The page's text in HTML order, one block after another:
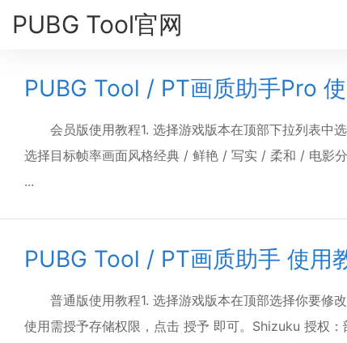
PUBG Tool官网
PUBG Tool / PT画质助手Pro
会员版使用教程1. 选择游戏版本在顶部下拉列表
选择目标帧率画面风格经典 / 鲜艳 / 写实 / 柔和 / 电影
...
PUBG Tool / PT画质助手 使用
普通版使用教程1. 选择游戏版本在顶部选择你要修
使用需授予存储权限，点击 授予 即可。Shizuku 授权